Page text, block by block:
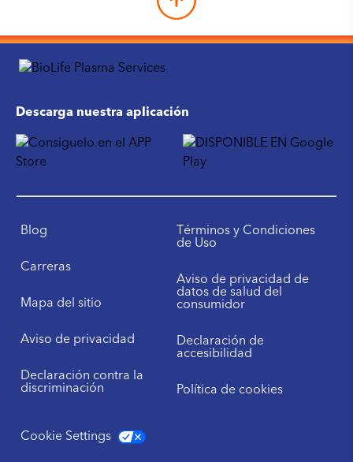
Descarga nuestra aplicación
Blog
Carreras
Mapa del sitio
Aviso de privacidad
Declaración contra la
discriminación
Términos y Condiciones
de Uso
Aviso de privacidad de
datos de salud del
consumidor
Declaración de
accesibilidad
Política de cookies
Cookie Settings